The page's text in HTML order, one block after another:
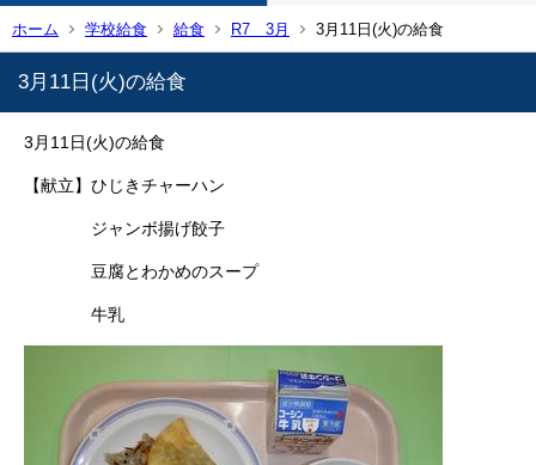
ホーム 学校給食 給食 R7 3月 3月11日(火)の給食
3月11日(火)の給食
3月11日(火)の給食
【献立】ひじきチャーハン
ジャンボ揚げ餃子
豆腐とわかめのスープ
牛乳